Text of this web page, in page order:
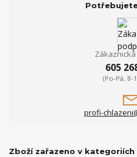
605
(Po-Pá, 8-
profi-
Zboží zařazeno v kategoriích